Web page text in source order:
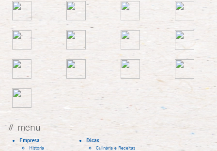
# menu
Empresa
História
Dicas
Culinária e Receitas